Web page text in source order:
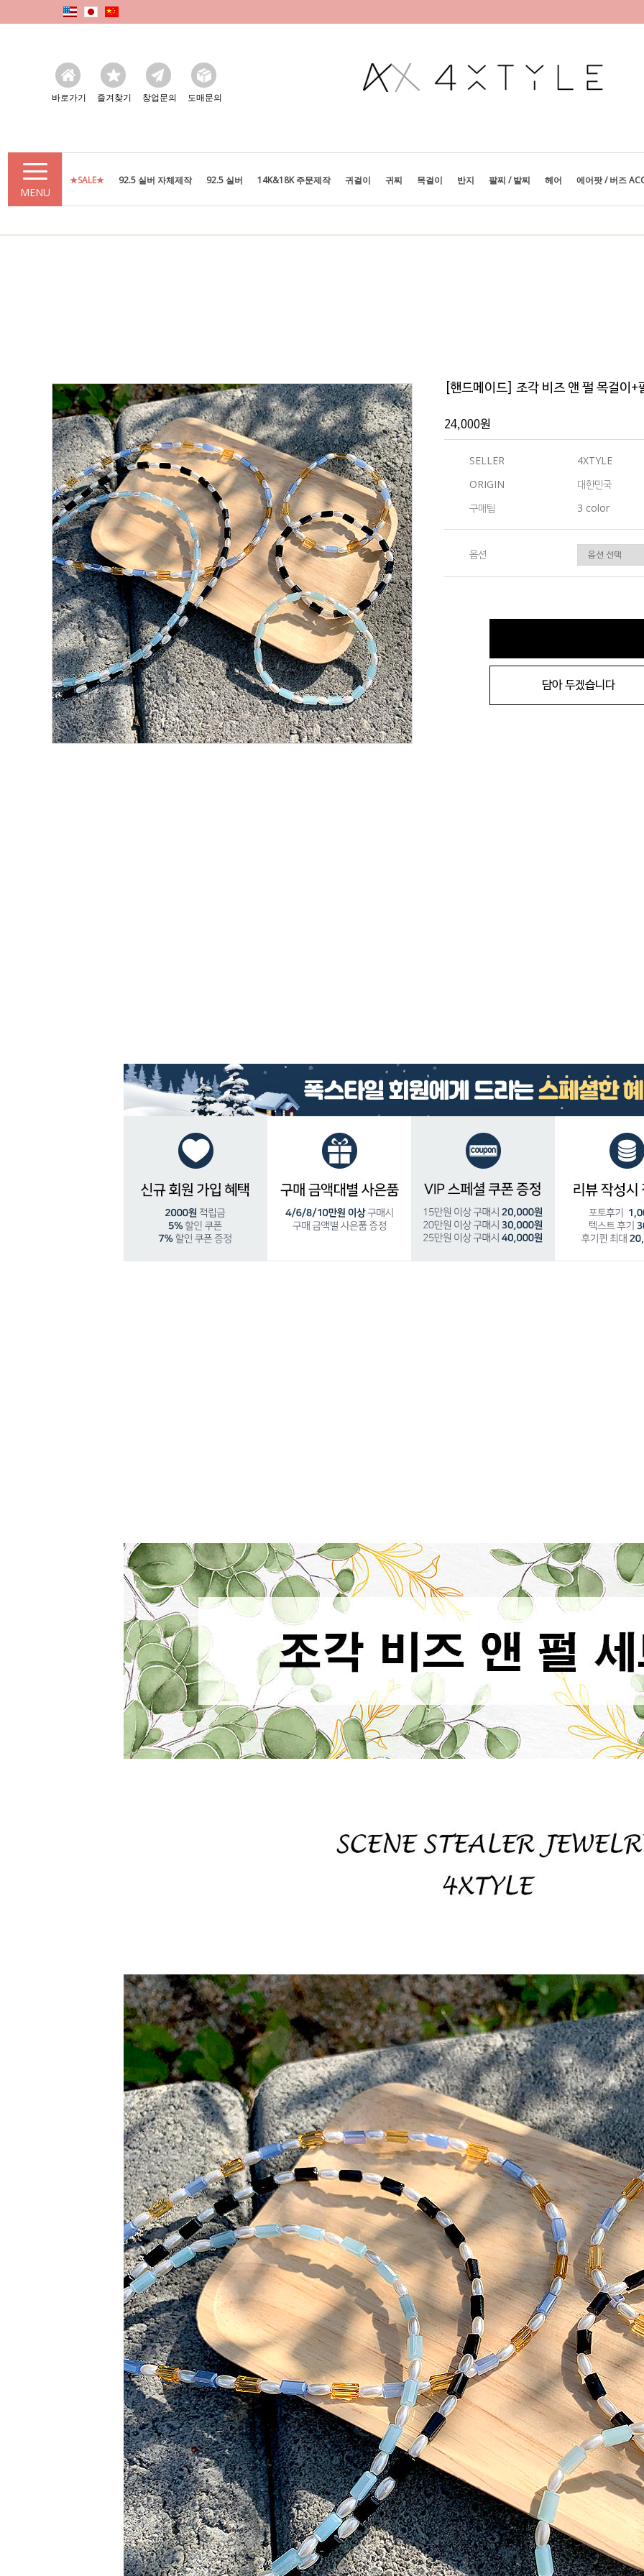
바로가기 즐겨찾기 창업문의 도매문의
MENU
★SALE★ 92.5 실버 자체제작 92.5 실버 14K&18K 주문제작 귀걸이 귀찌 목걸이 반지 팔찌 / 발찌 헤어 에어팟 / 버즈
[핸드메이드] 조각 비즈 앤 펄 목걸이+
24,000원
SELLER
4XTYLE
ORIGIN
대한민국
구매팁
3 color
옵션
담아 두겠습니다